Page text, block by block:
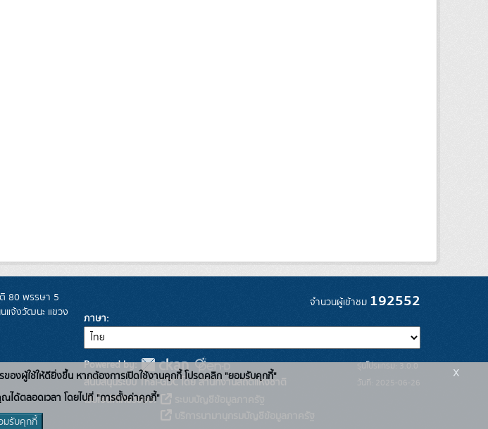
80 พรรษา 5
แจ้งวัฒนะ แขวง
จำนวนผู้เข้าชม 192552
ภาษา
Powered by:
สนับสนุนระบบ Thai-GDC โดย สำนักงานสถิติแห่งชาติ
เว็บไซต์ที่เกี่ยวข้อง:
รุ่นโปรแกรม: 3.0.0
วันที่: 2025-06-26
ของผู้ใช้ให้ดียิ่งขึ้น หากต้องการเปิดใช้งานคุกกี้ โปรดคลิก "ยอมรับคุกกี้"
ด้ตลอดเวลา โดยไปที่ "การตั้งค่าคุกกี้"
มรับคุกกี้
x